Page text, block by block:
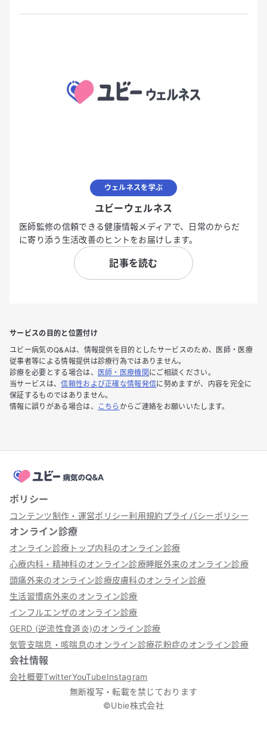
ウェルネスを学ぶ
ユビーウェルネス
医師監修の信頼できる健康情報メディアで、日常のからだ
に寄り添う生活改善のヒントをお届けします。
記事を読む
サービスの目的と位置付け
ユビー病気のQ&Aは、情報提供を目的としたサービスのため、医師・医療
従事者等による情報提供は診療行為ではありません。
診療を必要とする場合は、
医師・医療機関 にご相談ください。
当サービスは、信頼性および正確な情報発信に努めますが、内容を完全に
保証するものではありません。
情報に誤りがある場合は、
こちら からご連絡をお願いいたします。
ポリシー
コンテンツ制作・運営ポリシー利用規約プライバシーポリシー
オンライン診療
オンライン診療トップ内科のオンライン診療
心療内科・精神科のオンライン診療睡眠外来のオンライン診療
頭痛外来のオンライン診療皮膚科のオンライン診療
生活習慣病外来のオンライン診療
インフルエンザのオンライン診療
GERD (逆流性食道炎)のオンライン診療
気管支喘息・咳喘息のオンライン診療花粉症のオンライン診療
会社情報
会社概要TwitterYouTubeInstagram
無断複写・転載を禁じております
©Ubie株式会社